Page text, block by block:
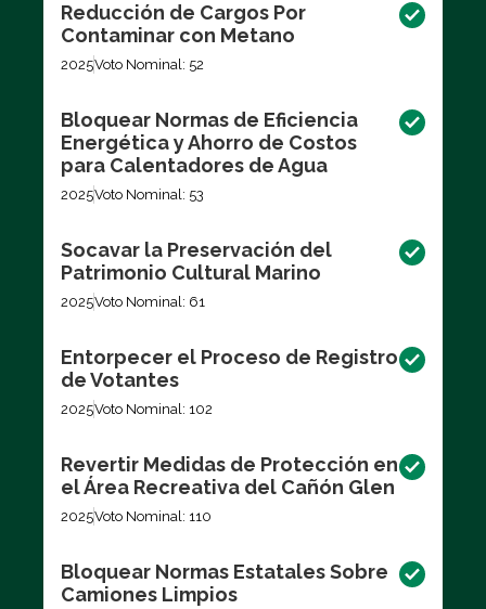
Reducción de Cargos Por
Contaminar con Metano
2025Voto Nominal: 52
Bloquear Normas de Eficiencia
Energética y Ahorro de Costos
para Calentadores de Agua
2025Voto Nominal: 53
Socavar la Preservación del
Patrimonio Cultural Marino
2025Voto Nominal: 61
Entorpecer el Proceso de Registro
de Votantes
2025Voto Nominal: 102
Revertir Medidas de Protección en
el Área Recreativa del Cañón Glen
2025Voto Nominal: 110
Bloquear Normas Estatales Sobre
Camiones Limpios